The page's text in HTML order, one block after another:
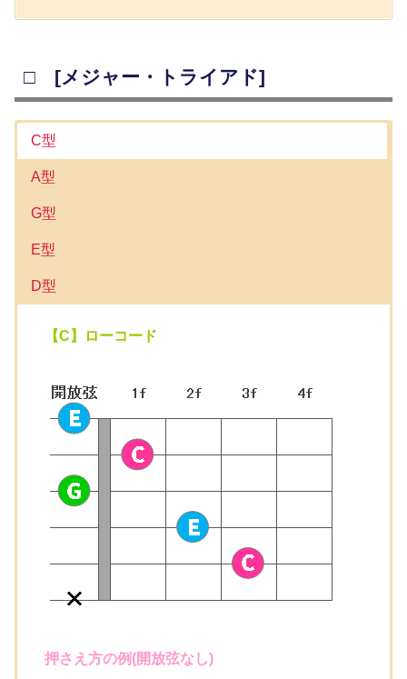
□ [メジャー・トライアド]
C型
A型
G型
E型
D型
【C】ローコード
押さえ方の例(開放弦なし)